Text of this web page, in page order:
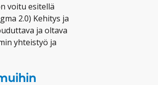
voitu esitellä
2.0) Kehitys ja
ja oltava
yhteistyö ja